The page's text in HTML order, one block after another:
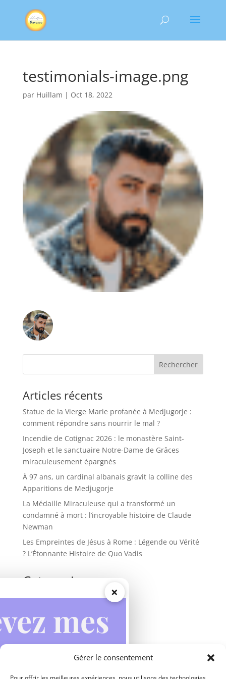
Gérer le consentement
testimonials-image.png
par Huillam | Oct 18, 2022
Rechercher
Articles récents
Statue de la Vierge Marie profanée à Medjugorje :
comment répondre sans nourrir le mal ?
Incendie de Cotignac 2026 : le monastère Saint-
Joseph et le sanctuaire Notre-Dame de Grâces
miraculeusement épargnés
À 97 ans, un cardinal albanais gravit la colline des
Apparitions de Medjugorje
La Médaille Miraculeuse qui a transformé un
condamné à mort : l’incroyable histoire de Claude
Newman
Les Empreintes de Jésus à Rome : Légende ou Vérité
? L’Étonnante Histoire de Quo Vadis
Categories
Actualités
Inspirations
Miracles
Vie des saints
×